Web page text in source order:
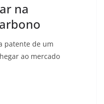
na
patente de um
ao mercado